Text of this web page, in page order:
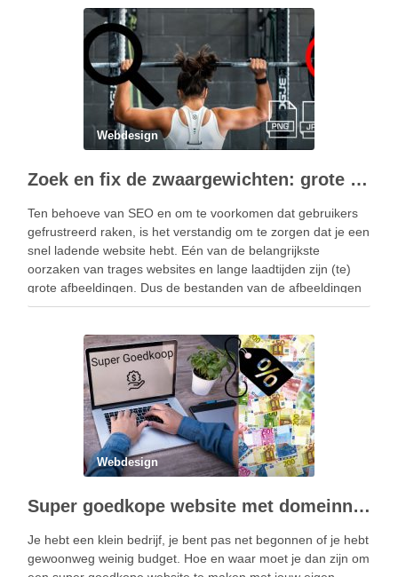
Webdesign
Zoek en fix de zwaargewichten: grote afbeeldingen op jouw website lokaliseren
Ten behoeve van SEO en om te voorkomen dat gebruikers
gefrustreerd raken, is het verstandig om te zorgen dat je een
snel ladende website hebt. Eén van de belangrijkste
oorzaken van trages websites en lange laadtijden zijn (te)
grote afbeeldingen. Dus de bestanden van de afbeeldingen
zijn groot (veel kilobytes) …
Webdesign
Super goedkope website met domeinnaam
Je hebt een klein bedrijf, je bent pas net begonnen of je hebt
gewoonweg weinig budget. Hoe en waar moet je dan zijn om